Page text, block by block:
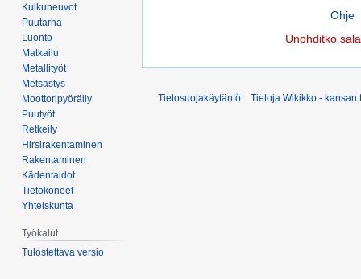
Ohje
Unohditko
Kulkuneuvot
Puutarha
Luonto
Matkailu
Metallityöt
Metsästys
Moottoripyöräily
Puutyöt
Retkeily
Hirsirakentaminen
Rakentaminen
Kädentaidot
Tietokoneet
Yhteiskunta
Työkalut
Tulostettava versio
Tietosuojakäytäntö Tietoja Wikikko - kansan